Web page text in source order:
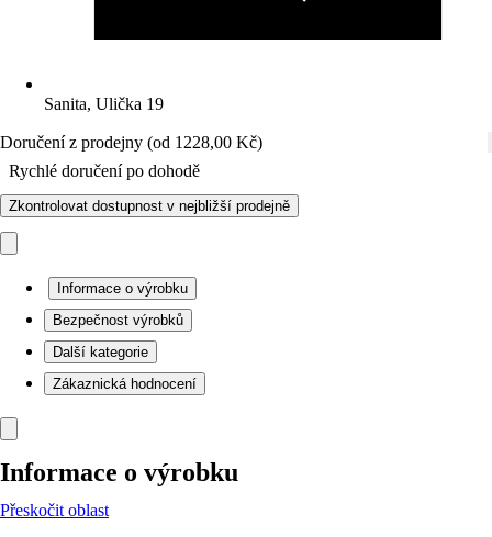
Sanita, Ulička 19
Doručení z prodejny (od 1228,00 Kč)
Rychlé doručení po dohodě
Zkontrolovat dostupnost v nejbližší prodejně
Informace o výrobku
Bezpečnost výrobků
Další kategorie
Zákaznická hodnocení
Informace o výrobku
Přeskočit oblast